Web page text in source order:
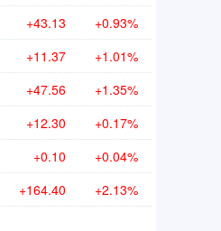
+43.13 +0.93%
+11.37 +1.01%
+47.56 +1.35%
+12.30 +0.17%
+0.10 +0.04%
+164.40 +2.13%